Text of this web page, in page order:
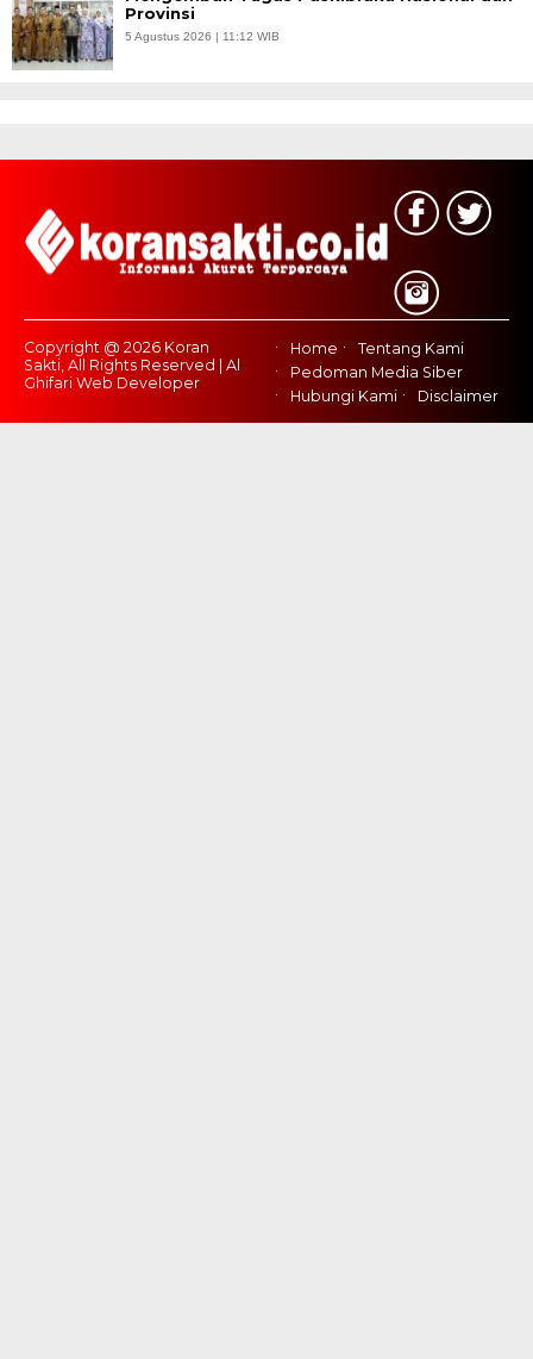
Provinsi
5 Agustus 2026 | 11:12 WIB
Copyright @ 2026 Koran
Sakti, All Rights Reserved | Al
Ghifari Web Developer
Home
Tentang Kami
Pedoman Media Siber
Hubungi Kami
Disclaimer